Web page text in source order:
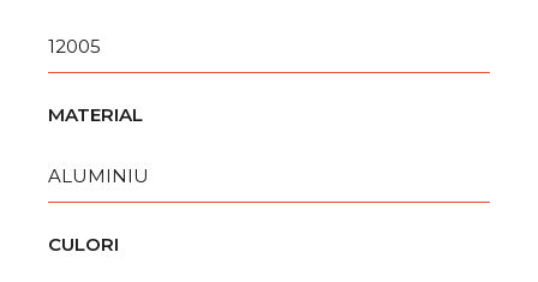
12005
MATERIAL
ALUMINIU
CULORI